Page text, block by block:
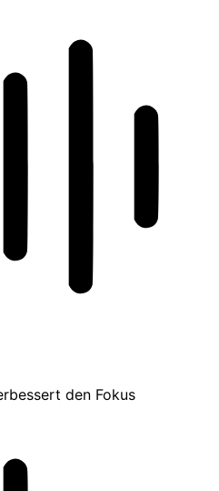
den Fokus